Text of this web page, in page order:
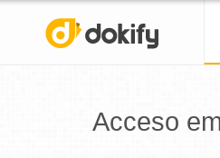
Acceso